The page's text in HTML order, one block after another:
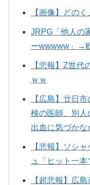
【画像】どの
JRPG「他人の
ーwwwww」→
【悲報】Z世代
ｗｗ
【広島】廿日
検の医師、別
出血に気づかな
【悲報】ソシ
ュ「ヒット一
【超悲報】広